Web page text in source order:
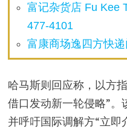
富记杂货店 Fu Kee
477-4101
富康商场逸四方快
哈马斯则回应称，以方
借口发动新一轮侵略”。
并呼吁国际调解方“立即